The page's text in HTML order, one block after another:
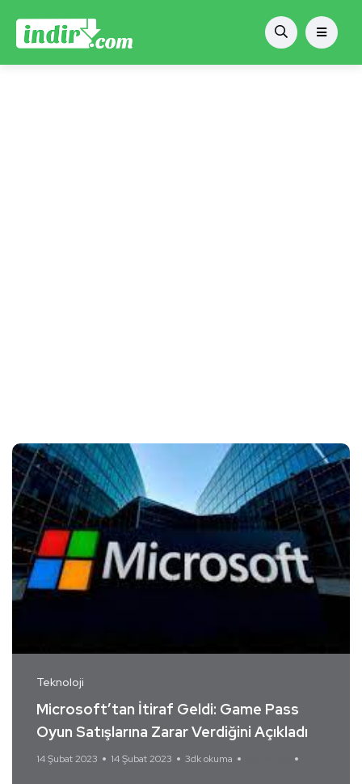
Teknoloji
Microsoft’tan İtiraf Geldi: Game Pass
Oyun Satışlarına Zarar Verdiğini Açıkladı
14 Şubat 2023 14 Şubat 2023 3dk okuma